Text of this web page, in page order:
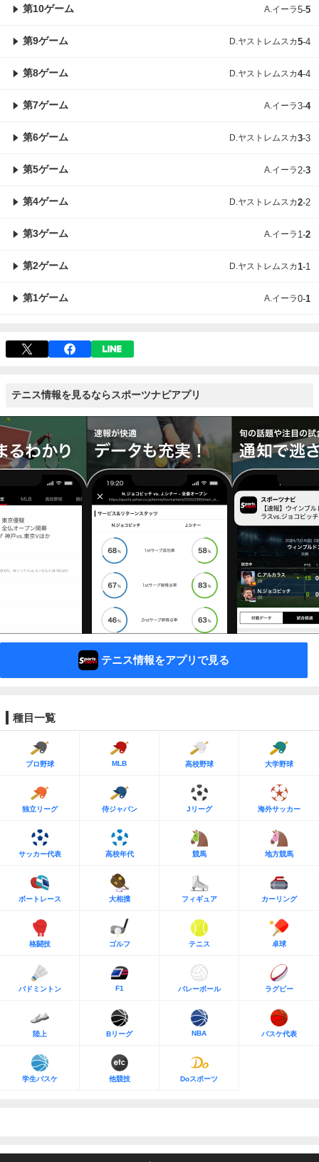
第10ゲーム A.イーラ5-5
第9ゲーム D.ヤストレムスカ5-4
第8ゲーム D.ヤストレムスカ4-4
第7ゲーム A.イーラ3-4
第6ゲーム D.ヤストレムスカ3-3
第5ゲーム A.イーラ 2-3
第4ゲーム D.ヤストレムスカ2-2
第3ゲーム A.イーラ 1-2
第2ゲーム D.ヤストレムスカ 1-1
第1ゲーム A.イーラ0-1
テニス情報を見るならスポーツナビアプリ
テニス情報をアプリで見る
種目一覧
プロ野球 MLB 高校野球 大学野球
独立リーグ 侍ジャパン Jリーグ 海外サッカー
サッカー代表 高校年代 競馬 地方競馬
ボートレース 大相撲 フィギュア カーリング
格闘技 ゴルフ テニス 卓球
バドミントン F1 バレーボール ラグビー
陸上 Bリーグ NBA バスケ代表
学生バスケ 他競技 Doスポーツ